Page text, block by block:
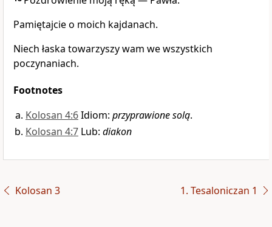
Pamiętajcie o moich kajdanach.
Niech łaska towarzyszy wam we wszystkich
poczynaniach.
Footnotes
Kolosan 4:6Idiom: przyprawione solą.
Kolosan 4:7 Lub: diakon
Kolosan 3 1. Tesaloniczan 1